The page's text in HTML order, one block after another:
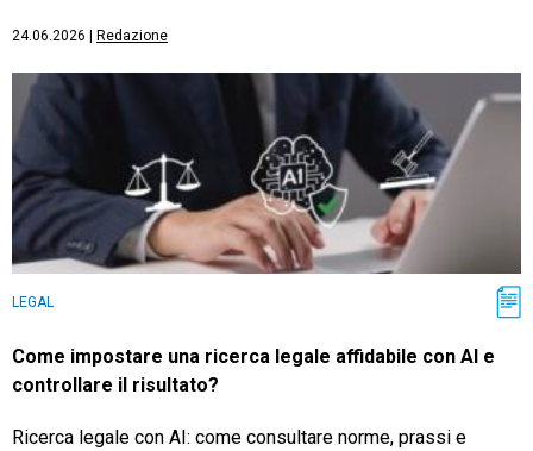
24.06.2026 Redazione
LEGAL
Come impostare una ricerca legale affidabile con AI e
controllare il risultato?
Ricerca legale con AI: come consultare norme, prassi e